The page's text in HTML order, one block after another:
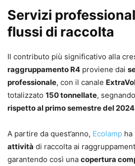
Servizi
flussi di raccolta
Il contributo più significativo alla
raggruppamento R4 proviene dai
professionale, con il canale
totalizzato 150 tonnellate,
rispetto al primo semestre del 2024
A partire da quest’anno, Ecolamp ha
attività di raccolta ai
garantendo così una copertura